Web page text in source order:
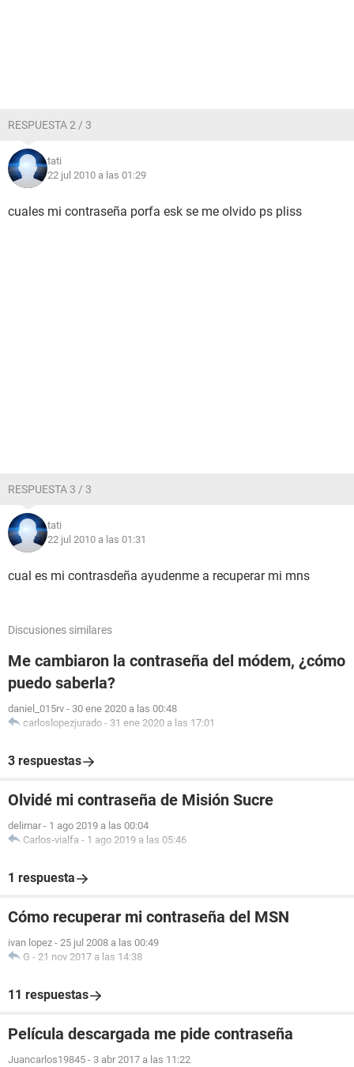
RESPUESTA 2 / 3
tati
22 jul 2010 a las 01:29
cuales mi contraseña porfa esk se me olvido ps pliss
RESPUESTA 3 / 3
tati
22 jul 2010 a las 01:31
cual es mi contrasdeña ayudenme a recuperar mi mns
Discusiones similares
Me cambiaron la contraseña del módem, ¿cómo
puedo saberla?
daniel_015rv - 30 ene 2020 a las 00:48
carloslopezjurado - 31 ene 2020 a las 17:01
3 respuestas
Olvidé mi contraseña de Misión Sucre
delimar - 1 ago 2019 a las 00:04
Carlos-vialfa - 1 ago 2019 a las 05:46
1 respuesta
Cómo recuperar mi contraseña del MSN
ivan lopez - 25 jul 2008 a las 00:49
G - 21 nov 2017 a las 14:38
11 respuestas
Película descargada me pide contraseña
Juancarlos19845 - 3 abr 2017 a las 11:22